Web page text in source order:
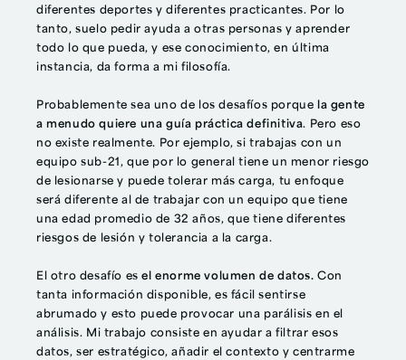
diferentes deportes y diferentes practicantes. Por lo
tanto, suelo pedir ayuda a otras personas y aprender
todo lo que pueda, y ese conocimiento, en última
instancia, da forma a mi filosofía.
Probablemente sea uno de los desafíos porque la gente
a menudo quiere una guía práctica definitiva. Pero eso
no existe realmente. Por ejemplo, si trabajas con un
equipo sub-21, que por lo general tiene un menor riesgo
de lesionarse y puede tolerar más carga, tu enfoque
será diferente al de trabajar con un equipo que tiene
una edad promedio de 32 años, que tiene diferentes
riesgos de lesión y tolerancia a la carga.
El otro desafío esel enorme volumen de datos. Con
tanta información disponible, es fácil sentirse
abrumado y esto puede provocar una parálisis en el
análisis. Mi trabajo consiste en ayudar a filtrar esos
datos, ser estratégico, añadir el contexto y centrarme